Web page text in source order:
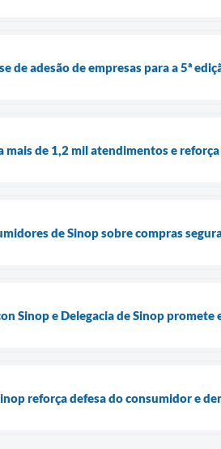
de adesão de empresas para a 5ª
mais de 1,2 mil atendimentos e
de Sinop sobre compras
Sinop e Delegacia de Sinop
reforça defesa do consumidor e